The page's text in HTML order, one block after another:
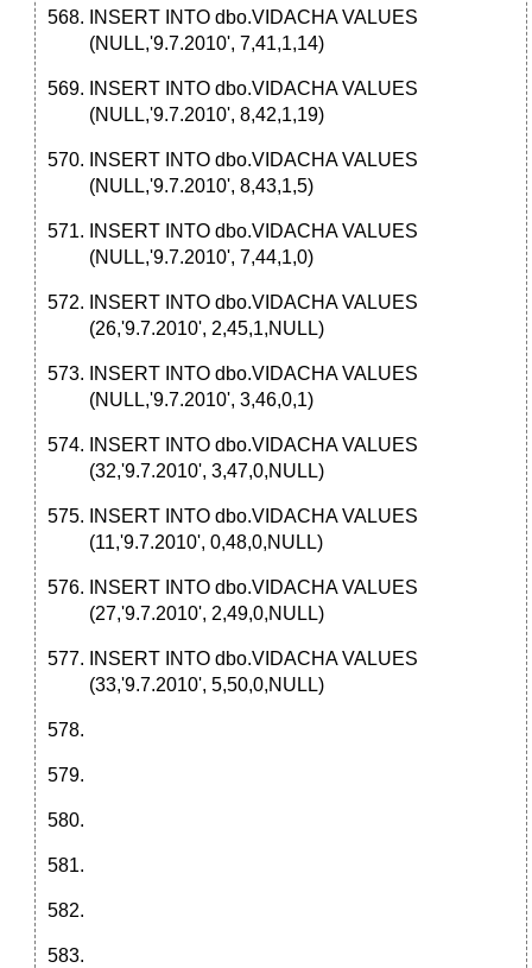
INSERT INTO dbo.VIDACHA VALUES
(NULL,'9.7.2010', 7,41,1,14)
INSERT INTO dbo.VIDACHA VALUES
(NULL,'9.7.2010', 8,42,1,19)
INSERT INTO dbo.VIDACHA VALUES
(NULL,'9.7.2010', 8,43,1,5)
INSERT INTO dbo.VIDACHA VALUES
(NULL,'9.7.2010', 7,44,1,0)
INSERT INTO dbo.VIDACHA VALUES
(26,'9.7.2010', 2,45,1,NULL)
INSERT INTO dbo.VIDACHA VALUES
(NULL,'9.7.2010', 3,46,0,1)
INSERT INTO dbo.VIDACHA VALUES
(32,'9.7.2010', 3,47,0,NULL)
INSERT INTO dbo.VIDACHA VALUES
(11,'9.7.2010', 0,48,0,NULL)
INSERT INTO dbo.VIDACHA VALUES
(27,'9.7.2010', 2,49,0,NULL)
INSERT INTO dbo.VIDACHA VALUES
(33,'9.7.2010', 5,50,0,NULL)